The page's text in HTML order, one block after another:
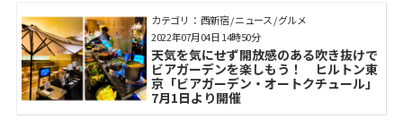
カテゴリ： 西新宿 / ニュース / グルメ
天気を気にせず開放感のある吹き抜けで
ビアガーデンを楽しもう！ ヒルトン東
京「ビアガーデン・オートクチュール」
7月1日より開催
2022年07月04日 14時50分